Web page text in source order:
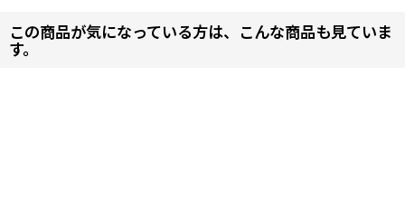
この商品が気になっている方は、こんな商品も見ていま
す。